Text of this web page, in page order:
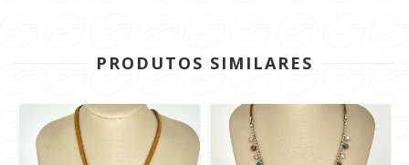
PRODUTOS SIMILARES